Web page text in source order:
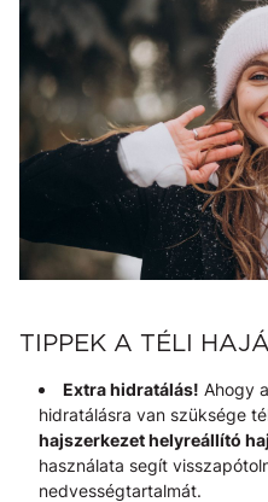
TIPPEK A TÉLI
Extra hidratálás! Ahogy
hidratálásra van szüksége
hajszerkezet helyreállító
használata segít
nedvességtartalmát.